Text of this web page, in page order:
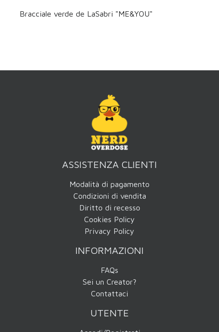
Bracciale verde de LaSabri "ME&YOU"
ASSISTENZA CLIENTI
Modalità di pagamento
Condizioni di vendita
Diritto di recesso
Cookies Policy
Privacy Policy
INFORMAZIONI
FAQs
Sei un Creator?
Contattaci
UTENTE